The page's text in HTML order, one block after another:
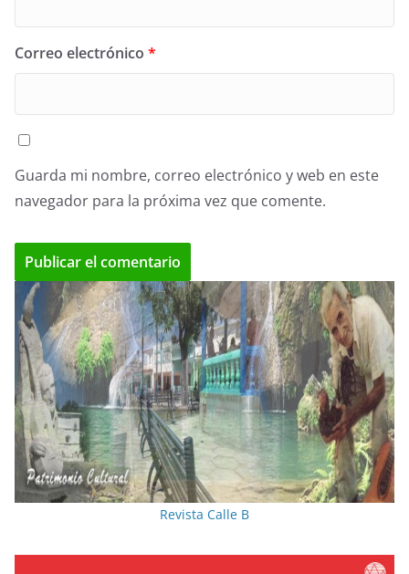
Correo electrónico *
Guarda mi nombre, correo electrónico y web en este
navegador para la próxima vez que comente.
Revista Calle B